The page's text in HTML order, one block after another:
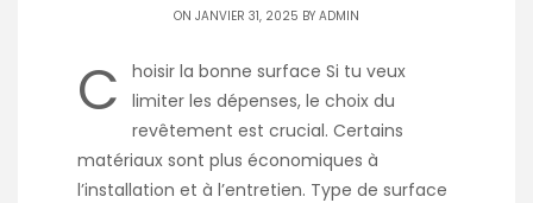
ON JANVIER 31, 2025 BY ADMIN
C
hoisir la bonne surface Si tu veux
limiter les dépenses, le choix du
revêtement est crucial. Certains
matériaux sont plus économiques à
l’installation et à l’entretien. Type de surface